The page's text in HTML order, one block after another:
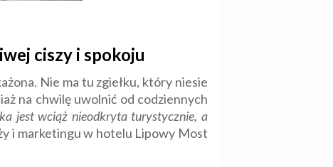
ciszy i spokoju
Nie ma tu zgiełku, który niesie
na chwilę uwolnić od codziennych
jest wciąż nieodkryta turystycznie, a
i marketingu w hotelu Lipowy Most